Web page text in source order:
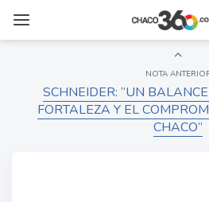
NOTA
SCHNEIDER: “UN
FORTALEZA Y EL
CHACO”